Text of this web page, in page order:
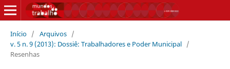
Início / Arquivos /
v. 5 n. 9 (2013): Dossiê: Trabalhadores e Poder Municipal /
Resenhas